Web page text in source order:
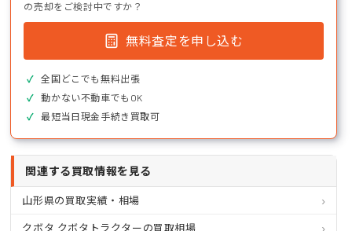
の売却をご検討中ですか？
無料査定を申し込む
全国どこでも無料出張
動かない不動車でもOK
最短当日現金手続き買取可
関連する買取情報を見る
山形県の買取実績・相場
クボタ クボタトラクターの買取相場